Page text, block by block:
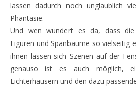
lassen dadurch noch unglaublich
Phantasie.
Und wen wundert es da, dass die
Figuren und Spanbäume so vielseitig
ihnen lassen sich Szenen auf der
genauso ist es auch möglich,
Lichterhäusern und den dazu